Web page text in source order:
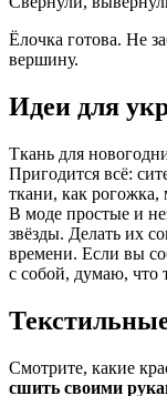
Ёлочка готова. Не
вершину.
Идеи для
Ткань для
Пригодится всё:
ткани, как рогожка,
В моде простые и
звёзды. Делать их
времени. Если вы
с собой, думаю, что
Смотрите, какие
сшить своими